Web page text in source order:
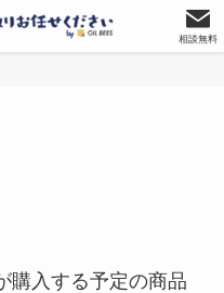
相談無料
購入する予定の商品